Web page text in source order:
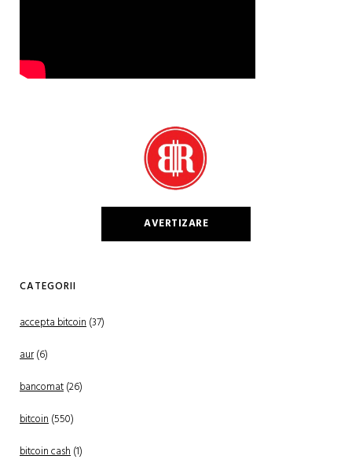
AVERTIZARE
CATEGORII
accepta bitcoin(37)
aur(6)
bancomat(26)
bitcoin(550)
bitcoin cash(1)